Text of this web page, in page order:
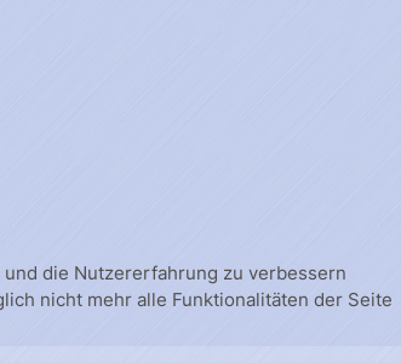
die Nutzererfahrung zu verbessern
nicht mehr alle Funktionalitäten der Seite